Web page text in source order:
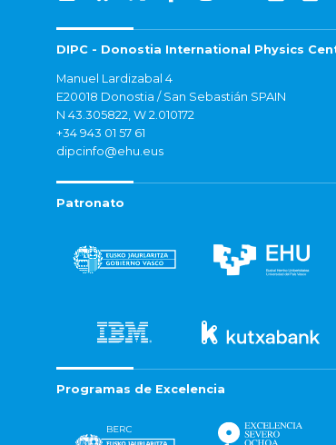
DIPC - Donostia International Physics
Manuel Lardizabal 4
E20018 Donostia / San Sebastián SPAIN
N 43.305822, W 2.010172
+34 943 01 57 61
dipcinfo@ehu.eus
Patronato
Programas de Excelencia